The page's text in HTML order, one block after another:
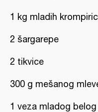
1 kg mladih
2 šargarepe
2 tikvice
300 g mešanog
1 veza mladog belog